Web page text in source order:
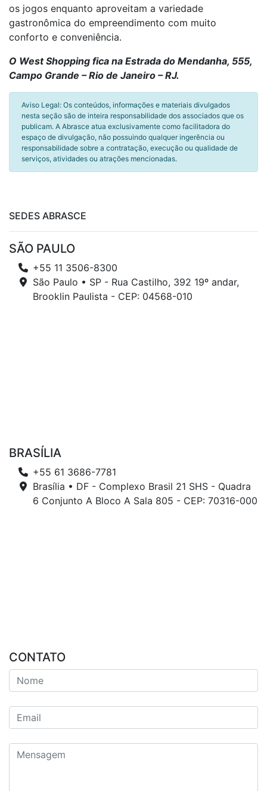
os jogos enquanto aproveitam a variedade
gastronômica do empreendimento com muito
conforto e conveniência.
O West Shopping fica na Estrada do Mendanha, 555,
Campo Grande – Rio de Janeiro – RJ.
Aviso Legal: Os conteúdos, informações e materiais divulgados
nesta seção são de inteira responsabilidade dos associados que os
publicam. A Abrasce atua exclusivamente como facilitadora do
espaço de divulgação, não possuindo qualquer ingerência ou
responsabilidade sobre a contratação, execução ou qualidade de
serviços, atividades ou atrações mencionadas.
SEDES ABRASCE
SÃO PAULO
+55 11 3506-8300
São Paulo • SP - Rua Castilho, 392 19º andar,
Brooklin Paulista - CEP: 04568-010
BRASÍLIA
+55 61 3686-7781
Brasília • DF - Complexo Brasil 21 SHS - Quadra
6 Conjunto A Bloco A Sala 805 - CEP: 70316-000
CONTATO